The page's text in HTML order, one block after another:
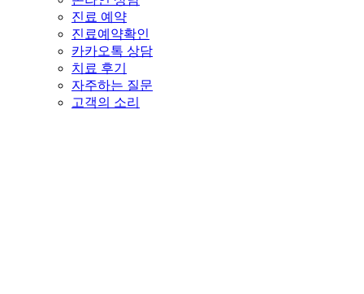
진료 예약
진료예약확인
카카오톡 상담
치료 후기
자주하는 질문
고객의 소리